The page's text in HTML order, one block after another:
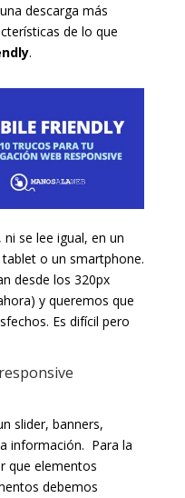
descarga más
de lo que
.
se lee igual, en un
o un smartphone.
desde los 320px
y queremos que
Es difícil pero
slider, banners,
información. Para la
que elementos
debemos